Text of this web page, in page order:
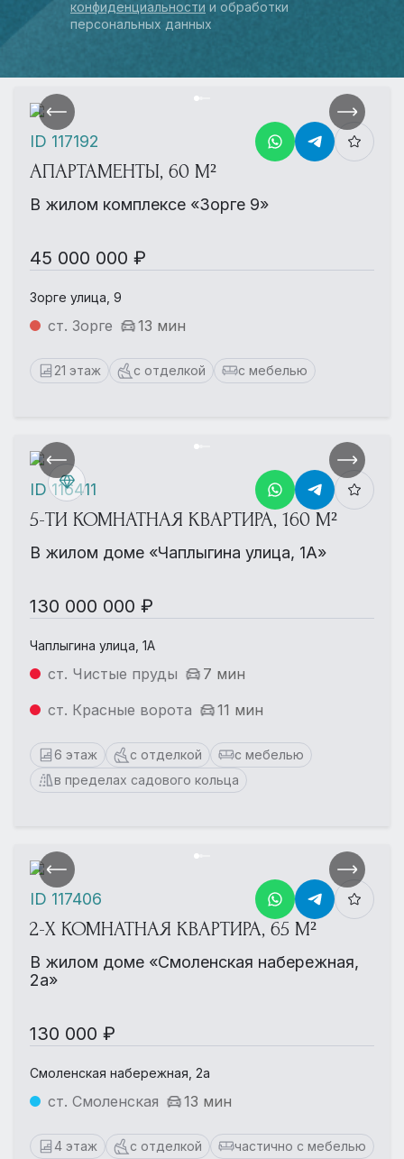
конфиденциальности и обработки
персональных данных
АПАРТАМЕНТЫ, 60 М²
В жилом комплексе «Зорге 9»
45 000 000 ₽
Зорге улица, 9
ст. Зорге 13 мин
21 этаж с отделкой с мебелью
ID 117192
5-ТИ КОМНАТНАЯ КВАРТИРА, 160 М²
В жилом доме «Чаплыгина улица, 1А»
130 000 000 ₽
Чаплыгина улица, 1А
ст. Чистые пруды
7 мин
ст. Красные ворота
11 мин
6 этаж с отделкой
с мебелью
в пределах садового кольца
ID 116411
2-Х КОМНАТНАЯ КВАРТИРА, 65 М²
В жилом доме «Смоленская набережная,
2а»
130 000 ₽
Смоленская набережная, 2а
ст. Смоленская 13 мин
4 этаж с отделкой частично с мебелью
ID 117406